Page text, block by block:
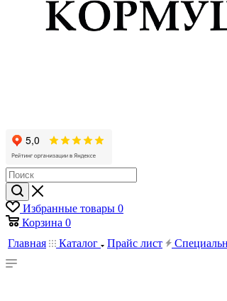
Избранные товары 0
Корзина 0
Главная
Каталог Прайс лист